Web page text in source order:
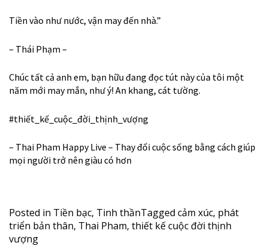
Tiền vào như nước, vận may đến nhà.”
– Thái Phạm –
Chúc tất cả anh em, bạn hữu đang đọc tút này của tôi một
năm mới may mắn, như ý! An khang, cát tường.
#thiết_kế_cuộc_đời_thịnh_vượng
– Thai Pham Happy Live – Thay đổi cuộc sống bằng cách giúp
mọi người trở nên giàu có hơn
Posted in Tiền bạc, Tinh thầnTagged cảm xúc, phát
triển bản thân, Thai Pham, thiết kế cuộc đời thịnh
vượng